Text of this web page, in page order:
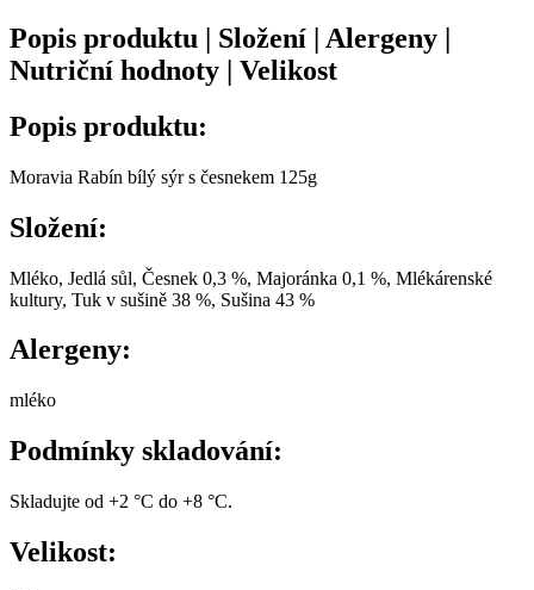
Popis produktu | Složení | Alergeny |
Nutriční hodnoty | Velikost
Popis produktu:
Moravia Rabín bílý sýr s česnekem 125g
Složení:
Mléko, Jedlá sůl, Česnek 0,3 %, Majoránka 0,1 %, Mlékárenské
kultury, Tuk v sušině 38 %, Sušina 43 %
Alergeny:
mléko
Podmínky skladování:
Skladujte od +2 °C do +8 °C.
Velikost: